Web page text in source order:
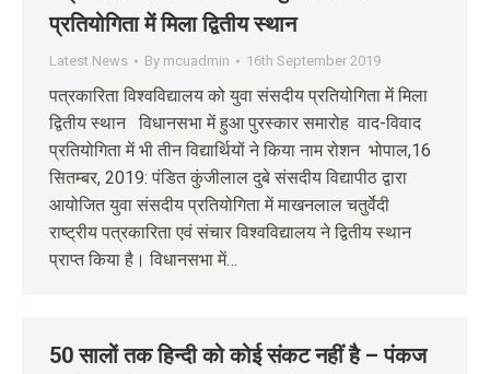
प्रतियोगिता में मिला द्वितीय स्थान
Latest News By mcuadmin 16th September 2019
पत्रकारिता विश्वविद्यालय को युवा संसदीय प्रतियोगिता में मिला
द्वितीय स्थान विधानसभा में हुआ पुरस्कार समारोह वाद-विवाद
प्रतियोगिता में भी तीन विद्यार्थियों ने किया नाम रोशन भोपाल,16
सितम्‍बर, 2019: पंडित कुंजीलाल दुबे संसदीय विद्यापीठ द्वारा
आयोजित युवा संसदीय प्रतियोगिता में माखनलाल चतुर्वेदी
राष्ट्रीय पत्रकारिता एवं संचार विश्वविद्यालय ने द्वितीय स्थान
प्राप्त किया है। विधानसभा में…
50 सालों तक हिन्दी को कोई संकट नहीं है – पंकज